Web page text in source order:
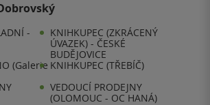
-
KNIHKUPEC (ZKRÁCENÝ
ÚVAZEK) - ČESKÉ
BUDĚJOVICE
(Galerie KNIHKUPEC (TŘEBÍČ)
VEDOUCÍ PRODEJNY
(OLOMOUC - OC HANÁ)